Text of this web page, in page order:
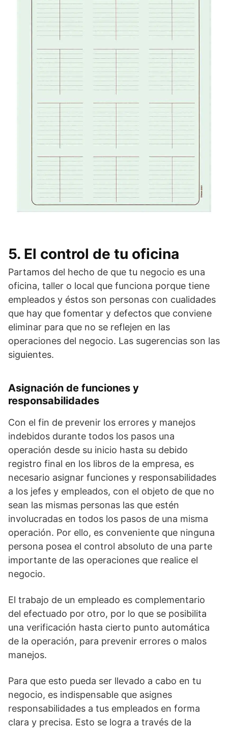
5. El control de tu oficina
Partamos del hecho de que tu negocio es una
oficina, taller o local que funciona porque tiene
empleados y éstos son personas con cualidades
que hay que fomentar y defectos que conviene
eliminar para que no se reflejen en las
operaciones del negocio. Las sugerencias son las
siguientes.
Asignación de funciones y
responsabilidades
Con el fin de prevenir los errores y manejos
indebidos durante todos los pasos una
operación desde su inicio hasta su debido
registro final en los libros de la empresa, es
necesario asignar funciones y responsabilidades
a los jefes y empleados, con el objeto de que no
sean las mismas personas las que estén
involucradas en todos los pasos de una misma
operación. Por ello, es conveniente que ninguna
persona posea el control absoluto de una parte
importante de las operaciones que realice el
negocio.
El trabajo de un empleado es complementario
del efectuado por otro, por lo que se posibilita
una verificación hasta cierto punto automática
de la operación, para prevenir errores o malos
manejos.
Para que esto pueda ser llevado a cabo en tu
negocio, es indispensable que asignes
responsabilidades a tus empleados en forma
clara y precisa. Esto se logra a través de la